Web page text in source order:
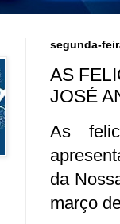
segunda-
AS
JOSÉ
As
da
março